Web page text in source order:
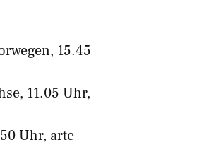
15.45
11.05 Uhr,
Uhr, arte